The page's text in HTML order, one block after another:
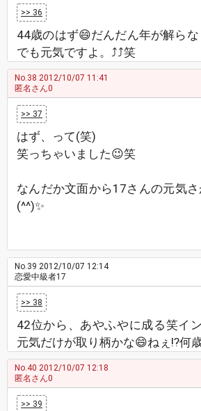
>> 36
44歳のはず😄だんだん年が解ら
でも元気ですよ。⤴⤴笑
No.38 2012/10/07 11:41
匿名さん0
>> 37
はず、って(笑)
笑っちゃいました😉笑
なんだか文面から17さんの元気
(^^)✨
No.39 2012/10/07 12:14
恋愛中級者17
>> 38
42位から、あやふやに成る笑イ
元気だけが取り柄かな😄ねぇ⁉何
No.40 2012/10/07 12:18
匿名さん0
>> 39